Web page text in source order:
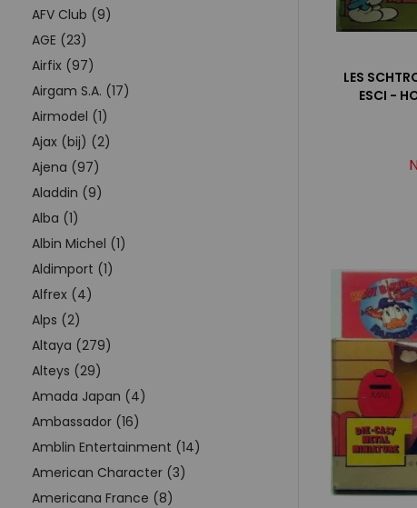
AFV Club (9)
AGE (23)
Airfix (97)
Airgam S.A. (17)
Airmodel (1)
Ajax (bij) (2)
Ajena (97)
Aladdin (9)
Alba (1)
Albin Michel (1)
Aldimport (1)
Alfrex (4)
Alps (2)
Altaya (279)
Alteys (29)
Amada Japan (4)
Ambassador (16)
Amblin Entertainment (14)
American Character (3)
Americana France (8)
LES
ESCI -